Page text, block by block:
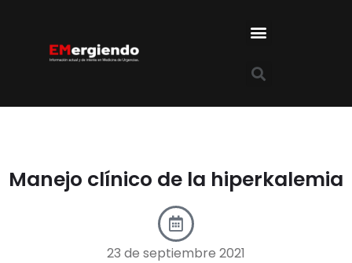
Manejo clínico de la hiperkalemia
23 de septiembre 2021